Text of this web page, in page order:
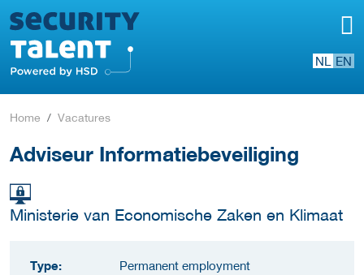
NL EN
Home Vacatures
Adviseur Informatiebeveiliging
Ministerie van Economische Zaken en Klimaat
Type:
Permanent employment